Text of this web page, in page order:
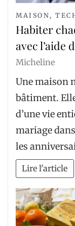
MAISON,
Habiter
avec l’aide
Micheline
Une maison
bâtiment.
d’une vie
mariage
les
Lire l'article